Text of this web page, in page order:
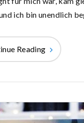
ich bin unendlich
Reading